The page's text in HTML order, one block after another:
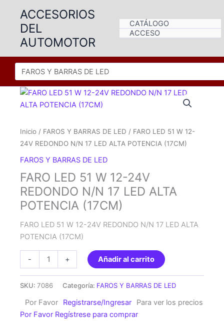
contenido
ACCESORIOS
DEL
AUTOMOTOR
CATÁLOGO
ACCESO
Inicio / FAROS Y BARRAS DE LED / FARO LED 51 W 12-
24V REDONDO N/N 17 LED ALTA POTENCIA (17CM)
FAROS Y BARRAS DE LED
FARO LED 51 W 12-24V
REDONDO N/N 17 LED ALTA
POTENCIA (17CM)
FARO LED 51 W 12-24V REDONDO N/N 17 LED ALTA
POTENCIA (17CM)
-
LED
12-
24V
+ Añadir al carrito
SKU: 7086 Categoría: FAROS Y BARRAS DE LED
Por Favor Registrarse/Ingresar
Para ver los precios
Por Favor Regístrese para comprar